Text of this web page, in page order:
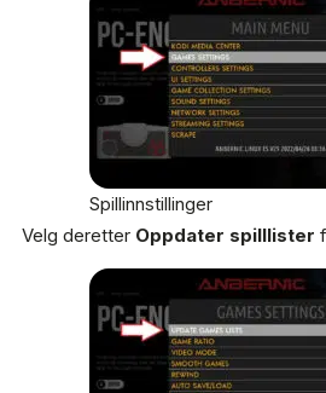
Spillinnstillinger
Velg deretter Oppdater spilllister